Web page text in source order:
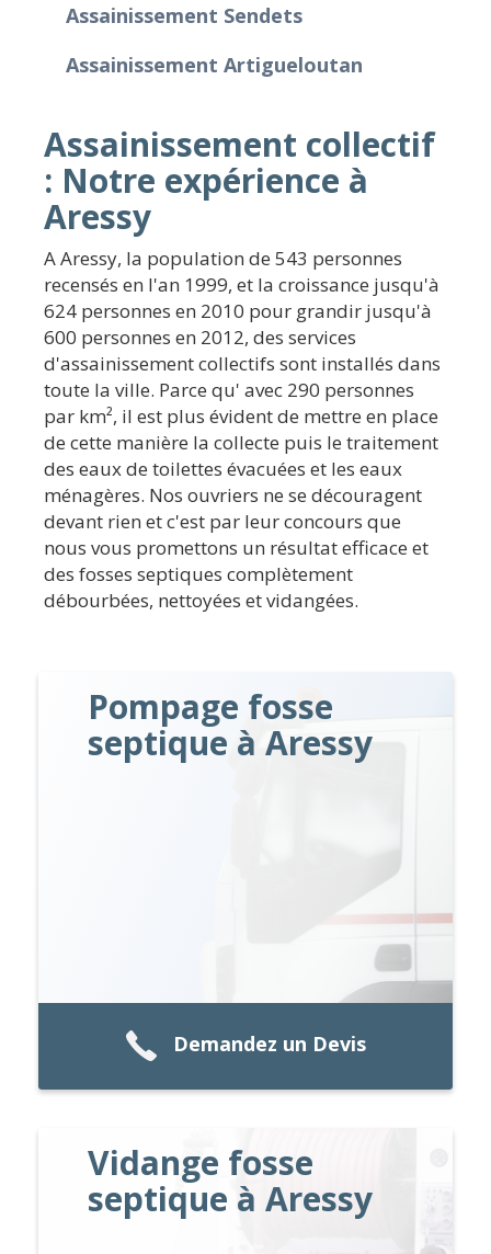
Assainissement Sendets
Assainissement Artigueloutan
Assainissement collectif
: Notre expérience à
Aressy
A Aressy, la population de 543 personnes
recensés en l'an 1999, et la croissance jusqu'à
624 personnes en 2010 pour grandir jusqu'à
600 personnes en 2012, des services
d'assainissement collectifs sont installés dans
toute la ville. Parce qu' avec 290 personnes
par km², il est plus évident de mettre en place
de cette manière la collecte puis le traitement
des eaux de toilettes évacuées et les eaux
ménagères. Nos ouvriers ne se découragent
devant rien et c'est par leur concours que
nous vous promettons un résultat efficace et
des fosses septiques complètement
débourbées, nettoyées et vidangées.
Pompage fosse
septique à Aressy
Demandez un Devis
Vidange fosse
septique à Aressy